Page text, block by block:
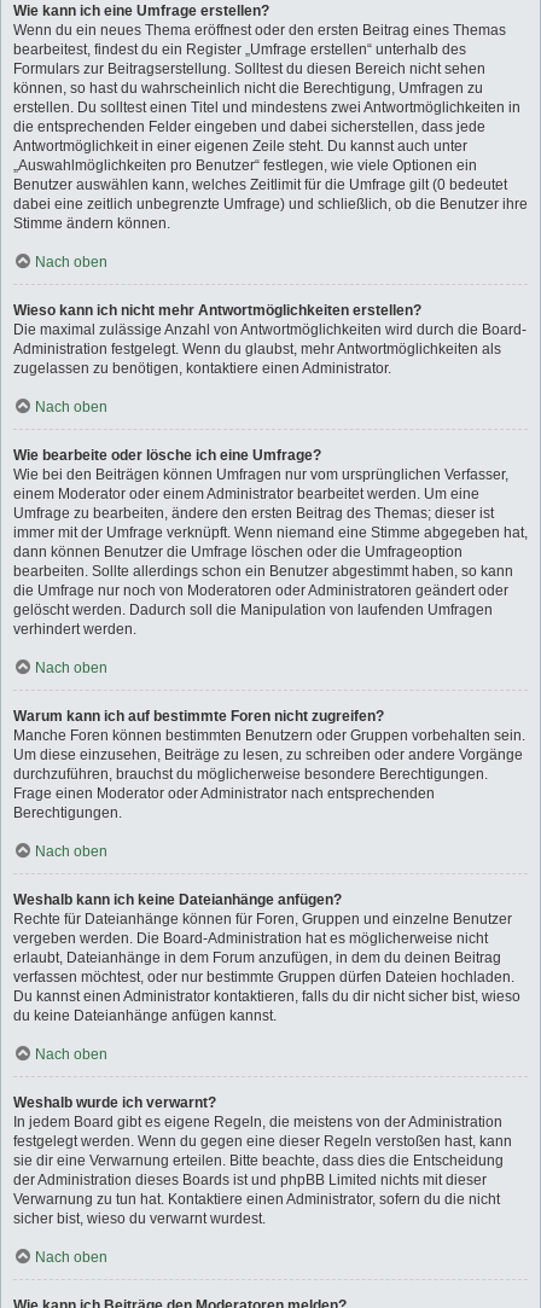
Wie kann ich eine Umfrage erstellen?
Wenn du ein neues Thema eröffnest oder den ersten Beitrag eines Themas
bearbeitest, findest du ein Register „Umfrage erstellen“ unterhalb des
Formulars zur Beitragserstellung. Solltest du diesen Bereich nicht sehen
können, so hast du wahrscheinlich nicht die Berechtigung, Umfragen zu
erstellen. Du solltest einen Titel und mindestens zwei Antwortmöglichkeiten in
die entsprechenden Felder eingeben und dabei sicherstellen, dass jede
Antwortmöglichkeit in einer eigenen Zeile steht. Du kannst auch unter
„Auswahlmöglichkeiten pro Benutzer“ festlegen, wie viele Optionen ein
Benutzer auswählen kann, welches Zeitlimit für die Umfrage gilt (0 bedeutet
dabei eine zeitlich unbegrenzte Umfrage) und schließlich, ob die Benutzer ihre
Stimme ändern können.
Nach oben
Wieso kann ich nicht mehr Antwortmöglichkeiten erstellen?
Die maximal zulässige Anzahl von Antwortmöglichkeiten wird durch die Board-
Administration festgelegt. Wenn du glaubst, mehr Antwortmöglichkeiten als
zugelassen zu benötigen, kontaktiere einen Administrator.
Nach oben
Wie bearbeite oder lösche ich eine Umfrage?
Wie bei den Beiträgen können Umfragen nur vom ursprünglichen Verfasser,
einem Moderator oder einem Administrator bearbeitet werden. Um eine
Umfrage zu bearbeiten, ändere den ersten Beitrag des Themas; dieser ist
immer mit der Umfrage verknüpft. Wenn niemand eine Stimme abgegeben hat,
dann können Benutzer die Umfrage löschen oder die Umfrageoption
bearbeiten. Sollte allerdings schon ein Benutzer abgestimmt haben, so kann
die Umfrage nur noch von Moderatoren oder Administratoren geändert oder
gelöscht werden. Dadurch soll die Manipulation von laufenden Umfragen
verhindert werden.
Nach oben
Warum kann ich auf bestimmte Foren nicht zugreifen?
Manche Foren können bestimmten Benutzern oder Gruppen vorbehalten sein.
Um diese einzusehen, Beiträge zu lesen, zu schreiben oder andere Vorgänge
durchzuführen, brauchst du möglicherweise besondere Berechtigungen.
Frage einen Moderator oder Administrator nach entsprechenden
Berechtigungen.
Nach oben
Weshalb kann ich keine Dateianhänge anfügen?
Rechte für Dateianhänge können für Foren, Gruppen und einzelne Benutzer
vergeben werden. Die Board-Administration hat es möglicherweise nicht
erlaubt, Dateianhänge in dem Forum anzufügen, in dem du deinen Beitrag
verfassen möchtest, oder nur bestimmte Gruppen dürfen Dateien hochladen.
Du kannst einen Administrator kontaktieren, falls du dir nicht sicher bist, wieso
du keine Dateianhänge anfügen kannst.
Nach oben
Weshalb wurde ich verwarnt?
In jedem Board gibt es eigene Regeln, die meistens von der Administration
festgelegt werden. Wenn du gegen eine dieser Regeln verstoßen hast, kann
sie dir eine Verwarnung erteilen. Bitte beachte, dass dies die Entscheidung
der Administration dieses Boards ist und phpBB Limited nichts mit dieser
Verwarnung zu tun hat. Kontaktiere einen Administrator, sofern du die nicht
sicher bist, wieso du verwarnt wurdest.
Nach oben